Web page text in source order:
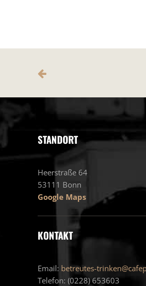
STANDORT
Heerstraße 64
53111 Bonn
Google Maps
KONTAKT
Email: betreutes-
Telefon: (0228) 653603